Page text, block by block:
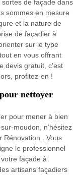
de façade dans
sommes en mesure
et la nature de
de façadier à
sur le type
en vous offrant
devis gratuit, c’est
profitez-en !
nettoyer
pour mener à bien
moudon, n’hésitez
Rénovation . Vous
le professionnel
façade à
artisans façadiers